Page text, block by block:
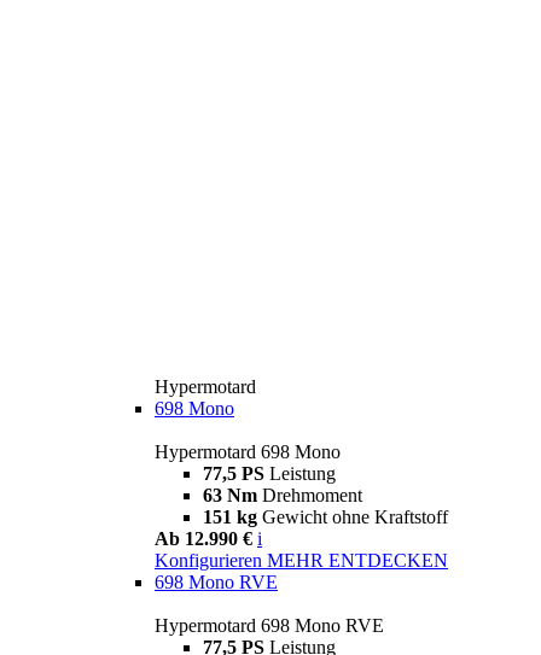
Hypermotard
698 Mono
Hypermotard 698 Mono
77,5 PS Leistung
63 Nm Drehmoment
151 kg Gewicht ohne Kraftstoff
Ab 12.990 € i
Konfigurieren MEHR ENTDECKEN
698 Mono RVE
Hypermotard 698 Mono RVE
77,5 PS Leistung